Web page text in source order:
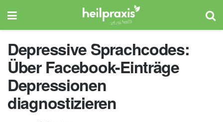
Depressive Sprachcodes:
Über Facebook-Einträge
Depressionen
diagnostizieren